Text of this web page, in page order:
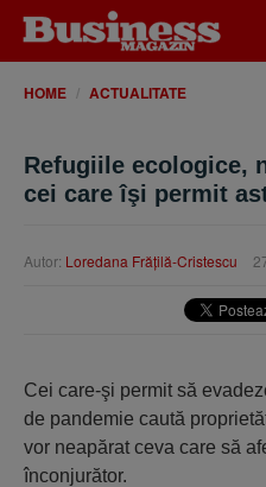
HOME ACTUALITATE
Refugiile ecologice,
cei care îşi permit
Autor: Loredana Frăţilă-Cristescu
Cei care-şi permit să
de pandemie caută
vor neapărat ceva care să
înconjurător.